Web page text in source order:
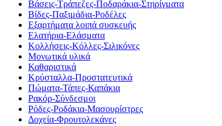
Βάσεις-Τράπεζες-Ποδαράκια-Στηρίγματα
Βίδες-Παξιμάδια-Ροδέλες
Εξαρτήματα λοιπά συσκευής
Ελατήρια-Ελάσματα
Κολλήσεις-Κόλλες-Σιλικόνες
Μονωτικά υλικά
Καθαριστικά
Κρύσταλλα-Προστατευτικά
Πώματα-Τάπες-Καπάκια
Ρακόρ-Σύνδεσμοι
Ρόδες-Ροδάκια-Μασουρίστρες
Δοχεία-Φρουτολεκάνες